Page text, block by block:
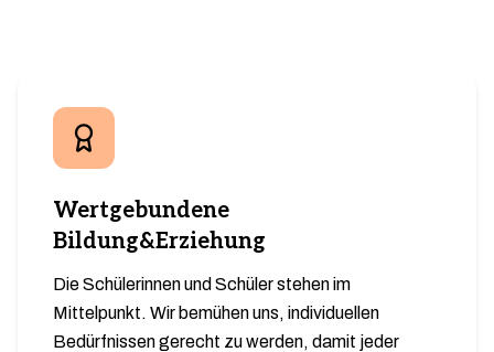
Wertgebundene
Bildung&Erziehung
Die Schülerinnen und Schüler stehen im
Mittelpunkt. Wir bemühen uns, individuellen
Bedürfnissen gerecht zu werden, damit jeder